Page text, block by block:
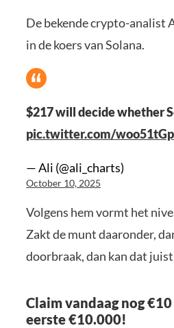
De bekende crypto-analist
in de koers van Solana.
$217 will decide whether
pic.twitter.com/
— Ali (@ali_charts)
October 10, 2025
Volgens hem vormt het
Zakt de munt daaronder,
doorbraak, dan kan dat
Claim vandaag nog
eerste €10.000!